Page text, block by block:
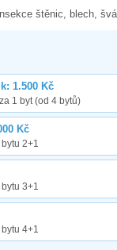
štěnic, blech,
1.500 Kč
1 byt (od 4 bytů)
Kč
2+1
3+1
4+1